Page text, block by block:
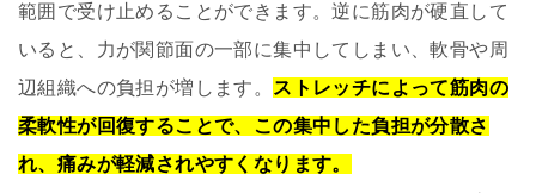
範囲で受け止めることができます。逆に筋肉が硬直して
いると、力が関節面の一部に集中してしまい、軟骨や周
辺組織への負担が増します。
ストレッチによって筋肉の
柔軟性が回復することで、この集中した負担が分散さ
れ、痛みが軽減されやすくなります。